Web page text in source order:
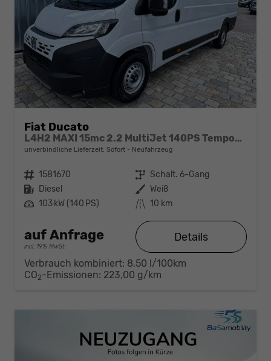
Fiat Ducato
L4H2 MAXI 15mc 2.2 MultiJet 140PS Tempomat-Klima-PDC-Rückfahrkamera-DAB-Sofort
unverbindliche Lieferzeit: Sofort Neufahrzeug
Fahrzeugnr. 1581670 Getriebe Schalt. 6-Gang
Kraftstoff Diesel Außenfarbe Weiß
Leistung 103 kW (140 PS) Kilometerstand 10 km
auf Anfrage
incl. 19% MwSt.
Details
Verbrauch kombiniert: 8,50 l/100km
CO2-Emissionen: 223,00 g/km